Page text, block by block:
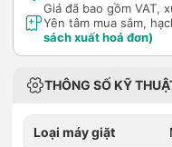
Giá đã bao gồm VAT,
Yên tâm mua sắm,
sách xuất hoá đơn)
THÔNG SỐ KỸ
Loại máy giặt